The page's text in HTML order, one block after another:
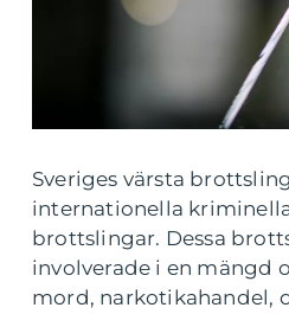
Sveriges värsta
internationella
brottslingar. Dessa
involverade i en mängd
mord, narkotikahandel,